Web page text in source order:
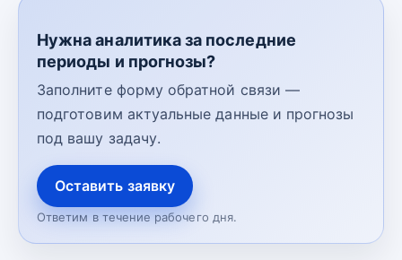
Нужна аналитика за последние
периоды и прогнозы?
Заполните форму обратной связи —
подготовим актуальные данные и прогнозы
под вашу задачу.
Оставить заявку
Ответим в течение рабочего дня.